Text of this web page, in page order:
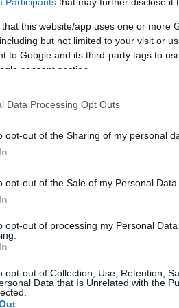
that this website/app uses one or more
but not limited to your visit or
to Google and its third-party tags to
consent section.
Data Processing Opt Outs
opt-out of the Sharing of my personal
opt-out of the Sale of my Personal Data.
opt-out of processing my Personal
opt-out of Collection, Use, Retention,
Data that Is Unrelated with the
25-én esedékes, és bár
Wood szívvel-lélekkel kelti
képben maradj a játék- és
hangulata – Jön a második